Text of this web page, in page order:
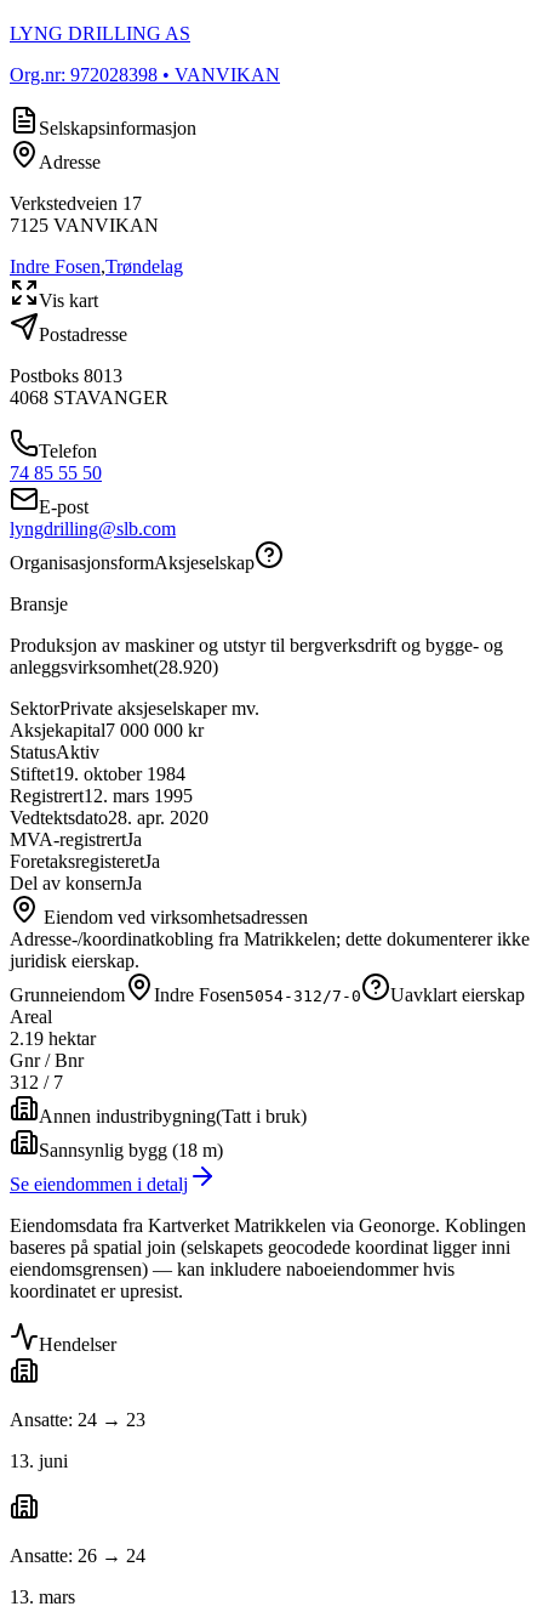
LYNG DRILLING AS
Org.nr: 972028398 • VANVIKAN
Selskapsinformasjon
Adresse
Verkstedveien 17
7125 VANVIKAN
Indre Fosen,Trøndelag
Vis kart
Postadresse
Postboks 8013
4068 STAVANGER
Telefon
74 85 55 50
E-post
lyngdrilling@slb.com
OrganisasjonsformAksjeselskap
Bransje
Produksjon av maskiner og utstyr til bergverksdrift og bygge- og
anleggsvirksomhet(28.920)
SektorPrivate aksjeselskaper mv.
Aksjekapital7 000 000 kr
StatusAktiv
Stiftet19. oktober 1984
Registrert12. mars 1995
Vedtektsdato28. apr. 2020
MVA-registrertJa
ForetaksregisteretJa
Del av konsernJa
Eiendom ved virksomhetsadressen
Adresse-/koordinatkobling fra Matrikkelen; dette dokumenterer ikke
juridisk eierskap.
Grunneiendom
Indre Fosen5054-312/7-0
Uavklart eierskap
Areal
2.19 hektar
Gnr / Bnr
312 / 7
Annen industribygning(Tatt i bruk)
Sannsynlig bygg (18 m)
Se eiendommen i detalj
Eiendomsdata fra Kartverket Matrikkelen via Geonorge. Koblingen
baseres på spatial join (selskapets geocodede koordinat ligger inni
eiendomsgrensen) — kan inkludere naboeiendommer hvis
koordinatet er upresist.
Hendelser
Ansatte: 24 → 23
13. juni
Ansatte: 26 → 24
13. mars